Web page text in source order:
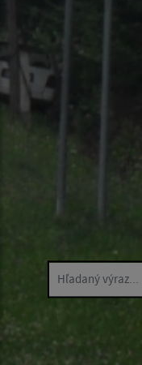
Hľadaný výraz...